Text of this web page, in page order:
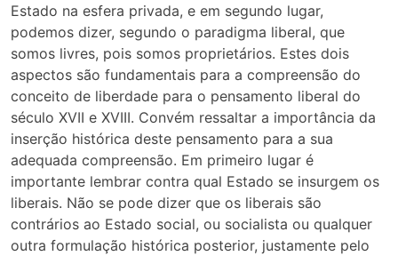
Estado na esfera privada, e em segundo lugar,
podemos dizer, segundo o paradigma liberal, que
somos livres, pois somos proprietários. Estes dois
aspectos são fundamentais para a compreensão do
conceito de liberdade para o pensamento liberal do
século XVII e XVIII. Convém ressaltar a importância da
inserção histórica deste pensamento para a sua
adequada compreensão. Em primeiro lugar é
importante lembrar contra qual Estado se insurgem os
liberais. Não se pode dizer que os liberais são
contrários ao Estado social, ou socialista ou qualquer
outra formulação histórica posterior, justamente pelo